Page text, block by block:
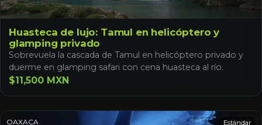
Huasteca de lujo: Tamul en helicóptero y
glamping privado
Sobrevuela la cascada de Tamul en helicóptero privado y
duerme en glamping safari con cena huasteca al río.
$11,500 MXN
OAXACA Estándar